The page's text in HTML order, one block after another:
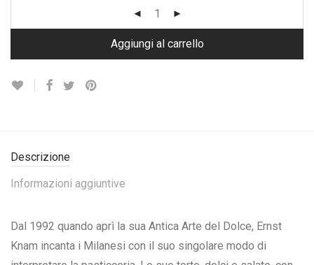
Aggiungi al carrello
Descrizione
Informazioni aggiuntive
Dal 1992 quando aprì la sua Antica Arte del Dolce, Ernst
Knam incanta i Milanesi con il suo singolare modo di